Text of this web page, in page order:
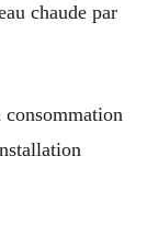
chaude par